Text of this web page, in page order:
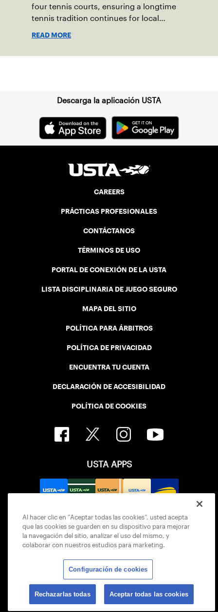
four tennis courts, ensuring a longtime
tennis tradition continues for local
READ MORE
Descarga la aplicación USTA
CAREERS
PRÁCTICAS PROFESIONALES
CONTÁCTANOS
TÉRMINOS DE USO
PORTAL DE CONEXIÓN DE LA USTA
LISTA DISCIPLINARIA DE JUEGO SEGURO
MAPA DEL SITIO
POLÍTICA PARA ÁRBITROS
POLÍTICA DE PRIVACIDAD
ENCUENTRA TU CUENTA
DECLARACIÓN DE ACCESIBILIDAD
POLÍTICA DE COOKIES
USTA APPS
© 2026 USTA ALL RIGHTS RESERVED
Al hacer clic en “Aceptar todas las cookies”, usted acepta
que las cookies se guarden en su dispositivo para mejorar
la navegación del sitio, analizar el uso del mismo, y
colaborar con nuestros estudios para marketing.
Configuración de cookies
Rechazarlas todas Aceptar todas las cookies